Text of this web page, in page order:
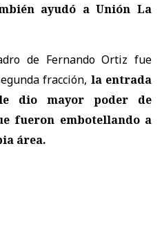
ayudó a Unión La
de Fernando Ortiz fue
fracción, la entrada
dio mayor poder de
fueron embotellando a
área.